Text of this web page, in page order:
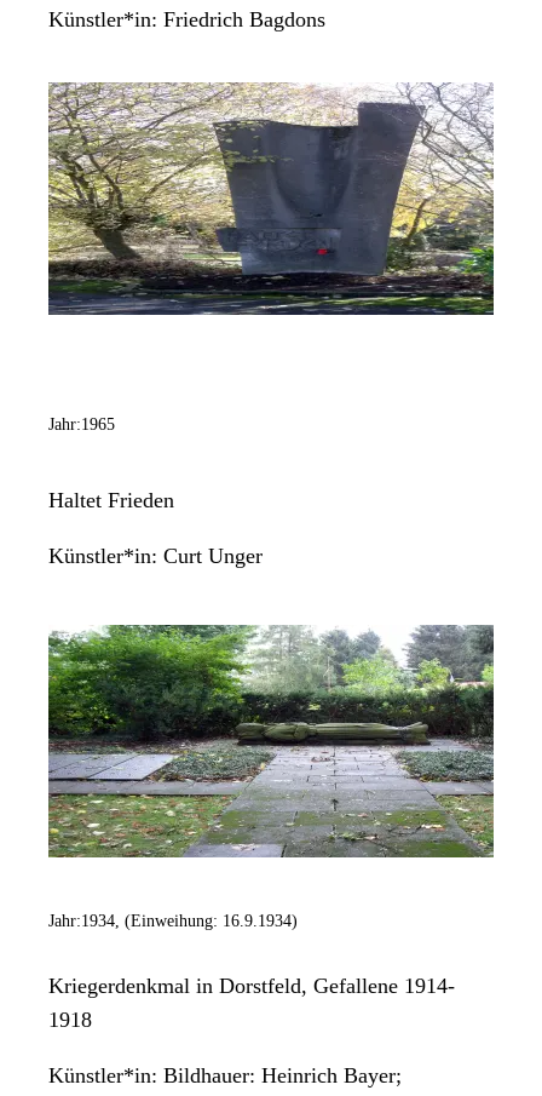
Künstler*in: Friedrich Bagdons
Jahr:1965
Haltet Frieden
Künstler*in: Curt Unger
Jahr:1934, (Einweihung: 16.9.1934)
Kriegerdenkmal in Dorstfeld, Gefallene 1914-
1918
Künstler*in: Bildhauer: Heinrich Bayer;